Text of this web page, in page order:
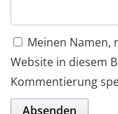
Meinen Namen,
Website in diesem
Kommentierung